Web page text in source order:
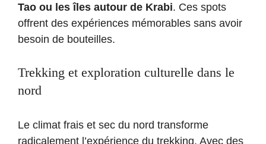
Tao ou les îles autour de Krabi. Ces spots
offrent des expériences mémorables sans avoir
besoin de bouteilles.
Trekking et exploration culturelle dans le
nord
Le climat frais et sec du nord transforme
radicalement l’expérience du trekking. Avec des